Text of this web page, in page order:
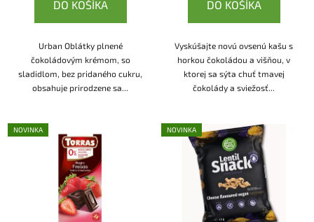
DO KOŠÍKA
Urban Oblátky plnené
čokoládovým krémom, so
sladidlom, bez pridaného cukru,
obsahuje prirodzene sa...
DO KOŠÍKA
Vyskúšajte novú ovsenú kašu s
horkou čokoládou a višňou, v
ktorej sa sýta chuť tmavej
čokolády a sviežosť...
NOVINKA NOVINKA